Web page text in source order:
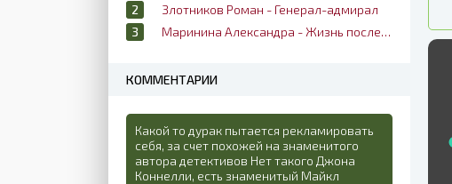
Злотников Роман - Генерал-адмирал
Маринина Александра - Жизнь после жизни
КОММЕНТАРИИ
Какой то дурак пытается рекламировать
себя, за счет похожей на знаменитого
автора детективов Нет такого Джона
Коннелли, есть знаменитый Майкл